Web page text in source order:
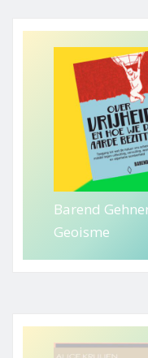
Barend
Geoisme